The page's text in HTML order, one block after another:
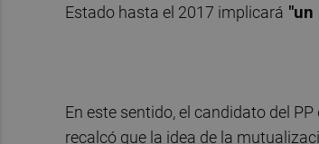
Estado hasta el 2017 implicará "un
En este sentido, el candidato del
recalcó que la idea de la